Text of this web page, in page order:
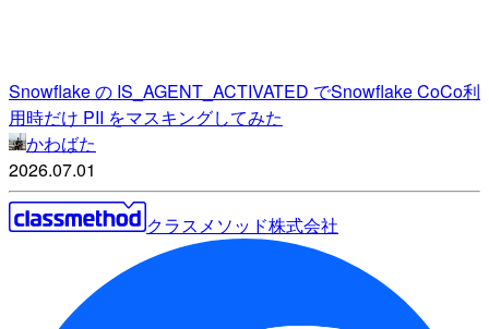
Snowflake の IS_AGENT_ACTIVATED でSnowflake CoCo利
用時だけ PII をマスキングしてみた
かわばた
2026.07.01
クラスメソッド株式会社